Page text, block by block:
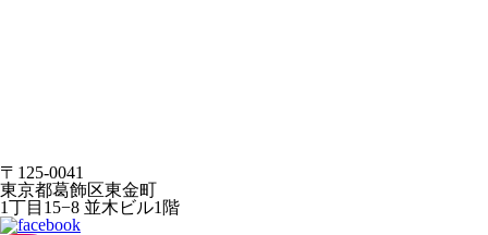
〒125-0041
東京都葛飾区東金町
1丁目15−8 並木ビル1階